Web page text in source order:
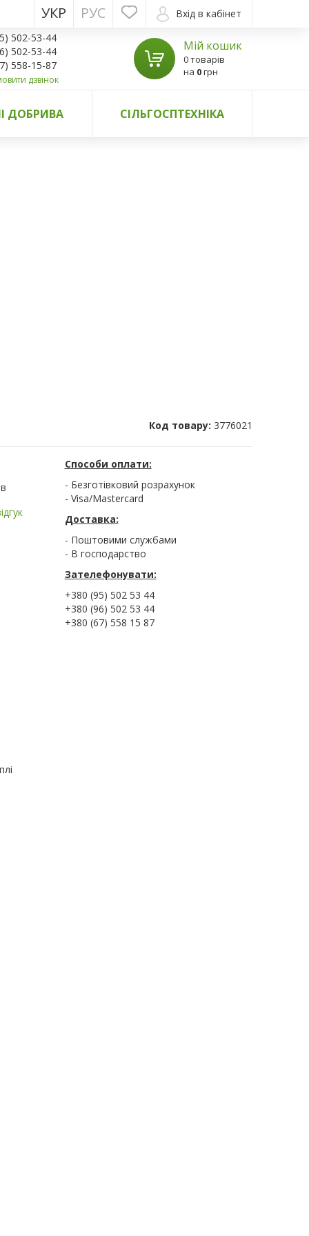
Вхід в кабінет
РУС
УКР
502-53-44
502-53-44
558-15-87
дзвінок
Мій кошик
0 товарів
на 0грн
ДОБРИВА СІЛЬГОСПТЕХНІКА
Код товару: 3776021
Способи оплати:
- Безготівковий розрахунок
- Visa/Mastercard
Доставка:
- Поштовими службами
- В господарство
Зателефонувати:
+380 (95) 502 53 44
+380 (96) 502 53 44
+380 (67) 558 15 87